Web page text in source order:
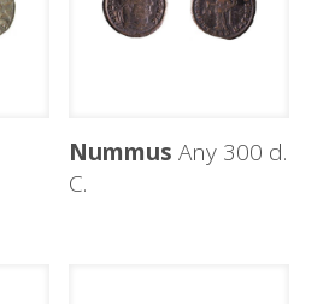
Nummus Any 300 d.
C.